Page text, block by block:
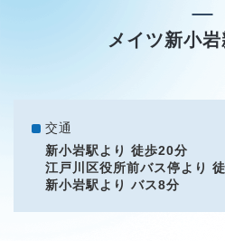
メイツ新小
交通
新小岩駅より 徒歩20分
江戸川区役所前バス停より
新小岩駅より バス8分